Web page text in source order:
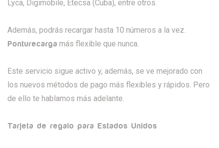
Lyca, Digimobile, Etecsa (Cuba), entre otros.
Además, podrás recargar hasta 10 números a la vez.
Ponturecarga más flexible que nunca.
Este servicio sigue activo y, además, se ve mejorado con
los nuevos métodos de pago más flexibles y rápidos. Pero
de ello te hablamos más adelante.
Tarjeta de regalo para Estados Unidos